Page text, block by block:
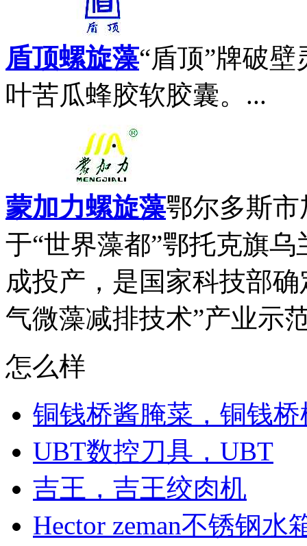
盾顶螺旋藻“盾顶”牌破
叶苦瓜蜂胶软胶囊。...
蒙加力螺旋藻鄂尔多斯
于“世界藻都”鄂托克旗
成投产，是国家科技部
气微藻减排技术”产业示
怎么样
铜钱桥酱腌菜，铜钱桥
UBT数控刀具，UBT
吉王，吉王绞肉机
Hector zeman不锈钢水